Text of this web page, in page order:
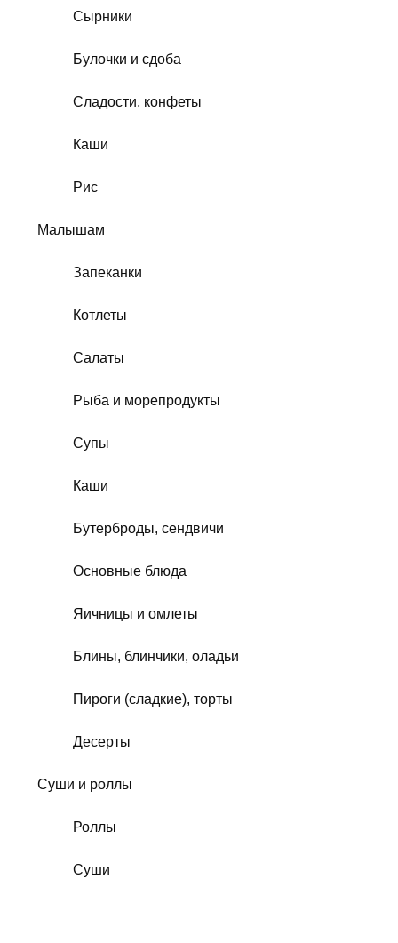
Сырники
Булочки и сдоба
Сладости, конфеты
Каши
Рис
Малышам
Запеканки
Котлеты
Салаты
Рыба и морепродукты
Супы
Каши
Бутерброды, сендвичи
Основные блюда
Яичницы и омлеты
Блины, блинчики, оладьи
Пироги (сладкие), торты
Десерты
Суши и роллы
Роллы
Суши